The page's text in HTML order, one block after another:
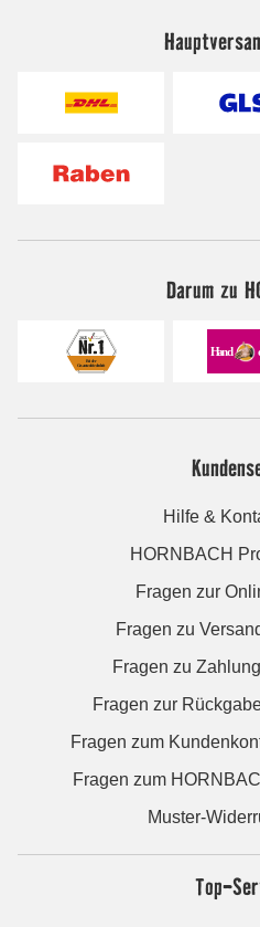
Darum zu
Hilfe &
HORNBACH
Fragen zur
Fragen zu
Fragen zu
Fragen zur
Fragen zum
Fragen zum
Muster-
Top-